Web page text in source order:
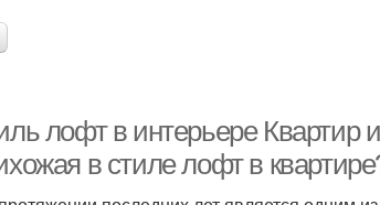
лофт в интерьере
в стиле лофт в